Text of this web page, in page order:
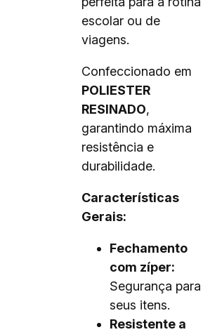
escolar ou de
viagens.
Confeccionado em
POLIESTER
RESINADO,
garantindo máxima
resistência e
durabilidade.
Características
Gerais:
Fechamento
com zíper:
Segurança para
seus itens.
Resistente a